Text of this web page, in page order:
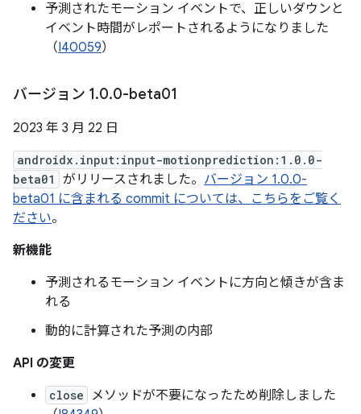
予測されたモーション イベントで、正しいダウンと
イベント時間がレポートされるようになりました
（I40059）
バージョン 1.0.0-beta01
2023 年 3 月 22 日
androidx.input:input-motionprediction:1.0.0-
beta01
がリリースされました。 バージョン 1.0.0-
beta01 に含まれる commit については、こちらをご覧く
ださい。
新機能
予測されるモーション イベントに方向と傾きが含ま
れる
動的に計算された予測の内部
API の変更
close
メソッドが不要になったため削除しました